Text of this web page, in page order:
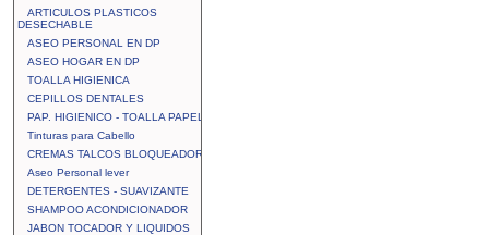
ARTICULOS PLASTICOS
DESECHABLE
ASEO PERSONAL EN DP
ASEO HOGAR EN DP
TOALLA HIGIENICA
CEPILLOS DENTALES
PAP. HIGIENICO - TOALLA PAPEL
Tinturas para Cabello
CREMAS TALCOS BLOQUEADOR
Aseo Personal lever
DETERGENTES - SUAVIZANTE
SHAMPOO ACONDICIONADOR
JABON TOCADOR Y LIQUIDOS